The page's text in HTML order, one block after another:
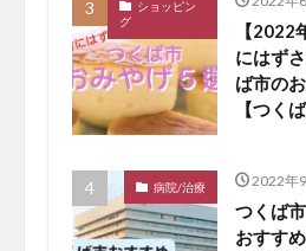
ショッピン
グ
【2022
にはず
ば市の
【つく
病院/治療 2022年
つくば
おすす